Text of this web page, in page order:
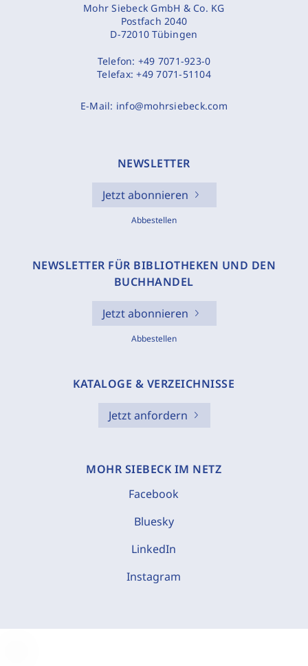
Mohr Siebeck GmbH & Co. KG
Postfach 2040
D-72010 Tübingen
Telefon: +49 7071-923-0
Telefax:+49 7071-51104
E-Mail: info@mohrsiebeck.com
NEWSLETTER
Jetzt abonnieren
Abbestellen
NEWSLETTER FÜR BIBLIOTHEKEN UND DEN
BUCHHANDEL
Jetzt abonnieren
Abbestellen
KATALOGE & VERZEICHNISSE
Jetzt anfordern
MOHR SIEBECK IM NETZ
Facebook
Bluesky
LinkedIn
Instagram